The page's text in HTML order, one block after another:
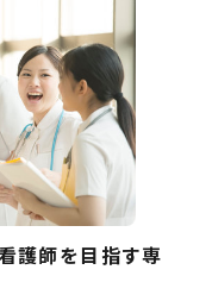
護師を目指す専